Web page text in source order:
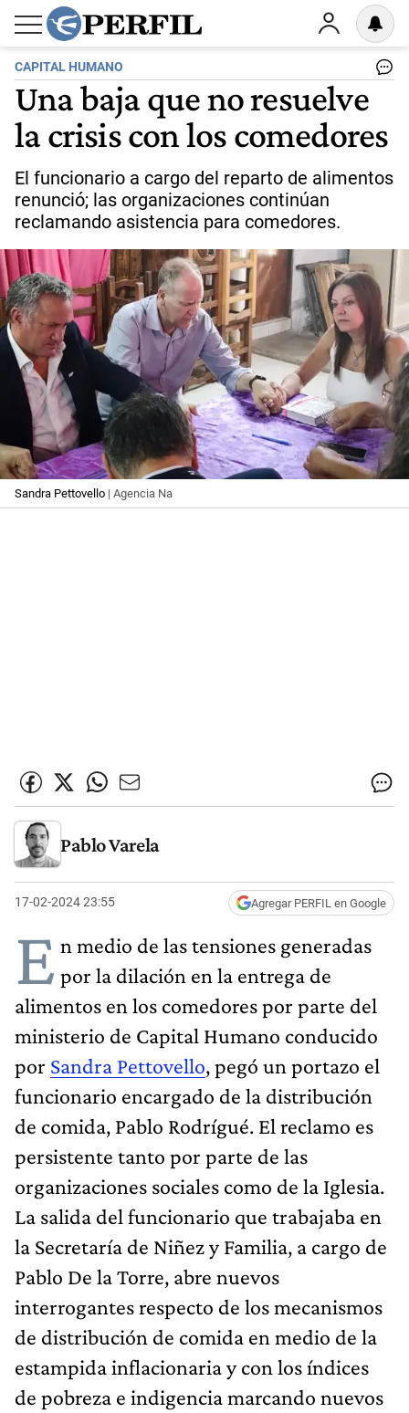
CAPITAL HUMANO
Una baja que no resuelve
la crisis con los comedores
El funcionario a cargo del reparto de alimentos
renunció; las organizaciones continúan
reclamando asistencia para comedores.
Sandra Pettovello | Agencia Na
Pablo Varela
17-02-2024 23:55 Agregar PERFIL en Google
E n medio de las tensiones generadas
por la dilación en la entrega de
alimentos en los comedores por parte del
ministerio de Capital Humano conducido
por Sandra Pettovello, pegó un portazo el
funcionario encargado de la distribución
de comida, Pablo Rodrígué. El reclamo es
persistente tanto por parte de las
organizaciones sociales como de la Iglesia.
La salida del funcionario que trabajaba en
la Secretaría de Niñez y Familia, a cargo de
Pablo De la Torre, abre nuevos
interrogantes respecto de los mecanismos
de distribución de comida en medio de la
estampida inflacionaria y con los índices
de pobreza e indigencia marcando nuevos